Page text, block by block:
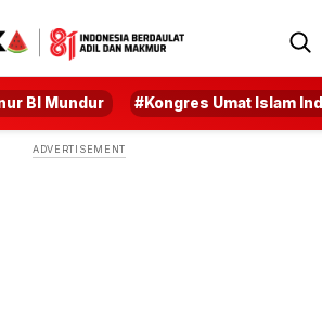
BI Mundur #Kongres Umat Islam